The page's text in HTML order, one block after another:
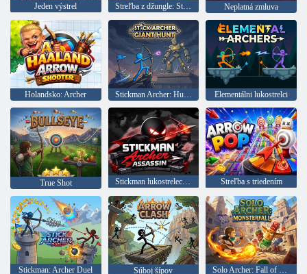
Jeden výstrel Streľba z džungle: Streľba z diaľky Neplatná zmluva
Holandsko: Archer Elementálni lukostrelci
True Shot Stickman lukostrelec vrah Streľba s triedením
Stickman: Archer Duel Súboj šípov Solo Archer: Fall of Monsters